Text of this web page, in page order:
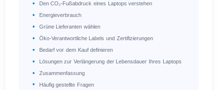
Den CO₂-Fußabdruck eines Laptops verstehen
Energieverbrauch
Grüne Lieferanten wählen
Öko-Verantwortliche Labels und Zertifizierungen
Bedarf vor dem Kauf definieren
Lösungen zur Verlängerung der Lebensdauer Ihres Laptops
Zusammenfassung
Häufig gestellte Fragen